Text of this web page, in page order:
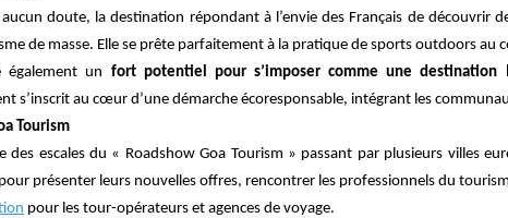
aucun doute, la destination répondant à l’envie des Français de découvrir
de masse. Elle se prête parfaitement à la pratique de sports outdoors
également un fort potentiel pour s’imposer comme une destination
s’inscrit au cœur d’une démarche écoresponsable, intégrant les
Tourism
des escales du « Roadshow Goa Tourism » passant par plusieurs villes
présenter leurs nouvelles offres, rencontrer les professionnels du
pour les tour-opérateurs et agences de voyage.